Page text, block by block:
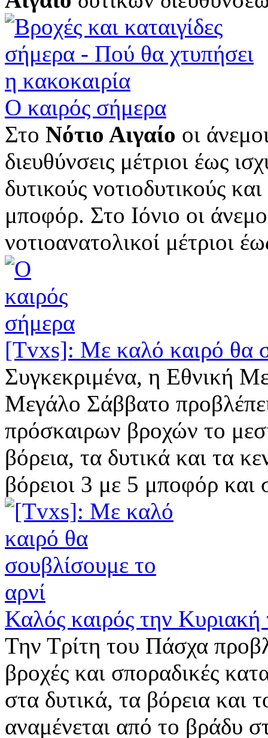
Ο καιρός σήμερα
Στο Νότιο Αιγαίο οι
διευθύνσεις μέτριοι έως
δυτικούς νοτιοδυτικούς
μποφόρ. Στο Ιόνιο οι
νοτιοανατολικοί μέτριοι
[Tvxs]: Με καλό καιρό θα
Συγκεκριμένα, η Εθνική
Μεγάλο Σάββατο
πρόσκαιρων βροχών το
βόρεια, τα δυτικά και τα
βόρειοι 3 με 5 μποφόρ και
Καλός καιρός την
Την Τρίτη του Πάσχα
βροχές και σποραδικές
στα δυτικά, τα βόρεια και
αναμένεται από το βράδυ